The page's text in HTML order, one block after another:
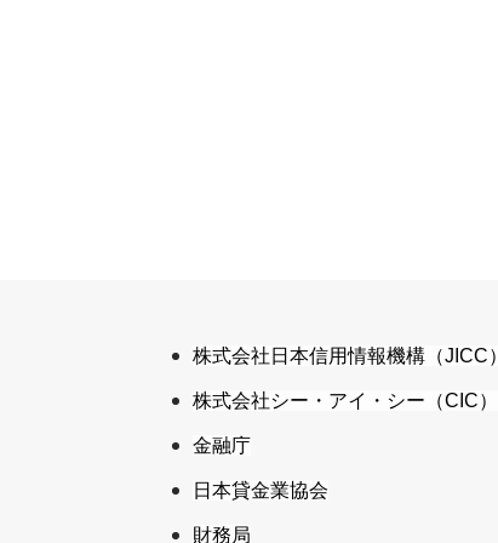
株式会社日本信用情報機構（JICC）
株式会社シー・アイ・シー（CIC）
金融庁
日本貸金業協会
財務局